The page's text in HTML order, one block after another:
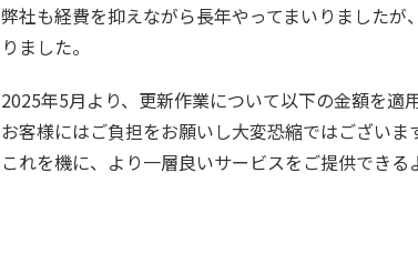
弊社も経費を抑えながら長年やってまいりました
りました。
2025年5月より、更新作業について以下の金額を適
お客様にはご負担をお願いし大変恐縮ではございま
これを機に、より一層良いサービスをご提供できる